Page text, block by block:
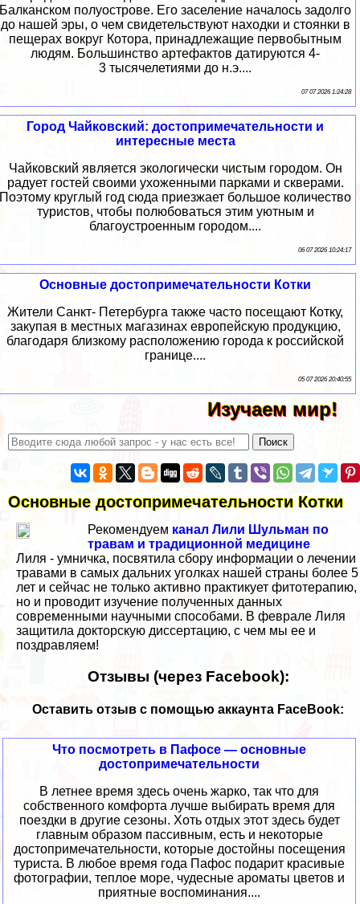
Балканском полуострове. Его заселение началось задолго
до нашей эры, о чем свидетельствуют находки и стоянки в
пещерах вокруг Котора, принадлежащие первобытным
людям. Большинство артефактов датируются 4-
3 тысячелетиями до н.э....
07 07 2026 1:24:28
Город Чайковский: достопримечательности и
интересные места
Чайковский является экологически чистым городом. Он
радует гостей своими ухоженными парками и скверами.
Поэтому круглый год сюда приезжает большое количество
туристов, чтобы полюбоваться этим уютным и
благоустроенным городом....
06 07 2026 10:24:17
Основные достопримечательности Котки
Жители Санкт- Петербурга также часто посещают Котку,
закупая в местных магазинах европейскую продукцию,
благодаря близкому расположению города к российской
границе....
05 07 2026 20:40:55
Изучаем мир!
Основные достопримечательности Котки
Рекомендуем канал Лили Шульман по
травам и традиционной медицине
Лиля - умничка, посвятила сбору информации о лечении
травами в самых дальних уголках нашей страны более 5
лет и сейчас не только активно практикует фитотерапию,
но и проводит изучение полученных данных
современными научными способами. В феврале Лиля
защитила докторскую диссертацию, с чем мы ее и
поздравляем!
Отзывы (через Facebook):
Оставить отзыв с помощью аккаунта FaceBook:
Что посмотреть в Пафосе — основные
достопримечательности
В летнее время здесь очень жарко, так что для
собственного комфорта лучше выбирать время для
поездки в другие сезоны. Хоть отдых этот здесь будет
главным образом пассивным, есть и некоторые
достопримечательности, которые достойны посещения
туриста. В любое время года Пафос подарит красивые
фотографии, теплое море, чудесные ароматы цветов и
приятные воспоминания....